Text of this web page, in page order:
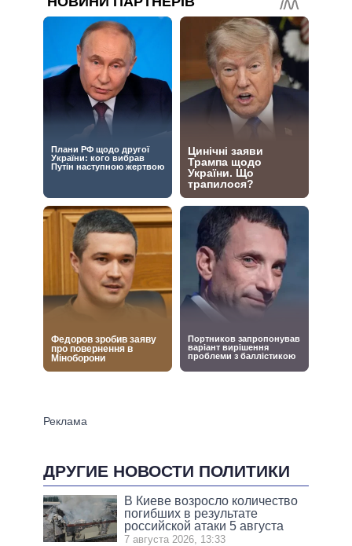
ДРУГИЕ НОВОСТИ ПОЛИТИКИ
В Киеве возросло количество
погибших в результате
российской атаки 5 августа
7 августа 2026, 13:33